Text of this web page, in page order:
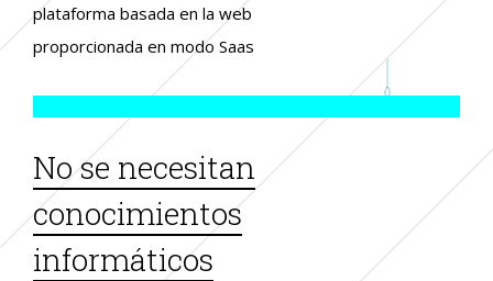
plataforma basada en la web
proporcionada en modo Saas
No se necesitan
conocimientos
informáticos